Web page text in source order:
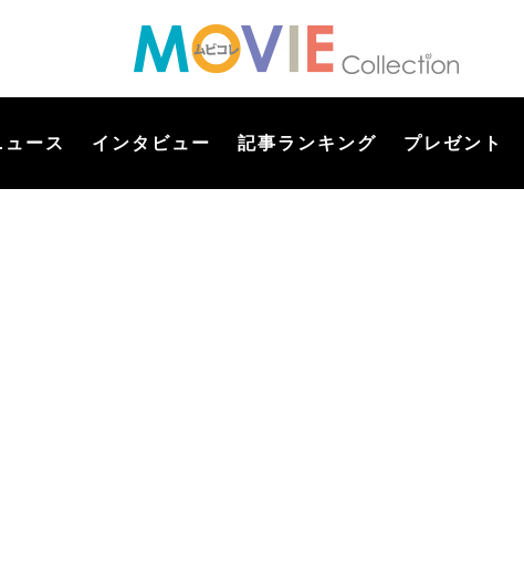
ース インタビュー 記事ランキング プレゼント